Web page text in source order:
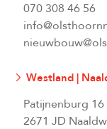
070 308 46 56
Westland |
Patijnenburg 16
2671 JD